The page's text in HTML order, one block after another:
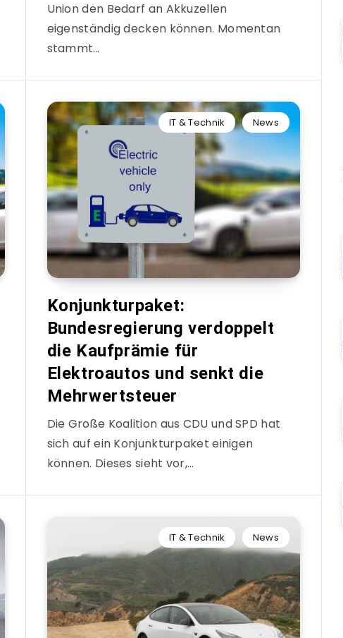
Union den Bedarf an Akkuzellen
eigenständig decken können. Momentan
stammt…
IT & Technik News
Konjunkturpaket:
Bundesregierung verdoppelt
die Kaufprämie für
Elektroautos und senkt die
Mehrwertsteuer
Die Große Koalition aus CDU und SPD hat
sich auf ein Konjunkturpaket einigen
können. Dieses sieht vor,…
IT & Technik News